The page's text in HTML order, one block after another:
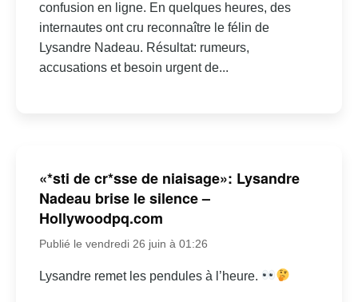
confusion en ligne. En quelques heures, des
internautes ont cru reconnaître le félin de
Lysandre Nadeau. Résultat: rumeurs,
accusations et besoin urgent de...
«*sti de cr*sse de niaisage»: Lysandre
Nadeau brise le silence –
Hollywoodpq.com
Publié le vendredi 26 juin à 01:26
Lysandre remet les pendules à l’heure.